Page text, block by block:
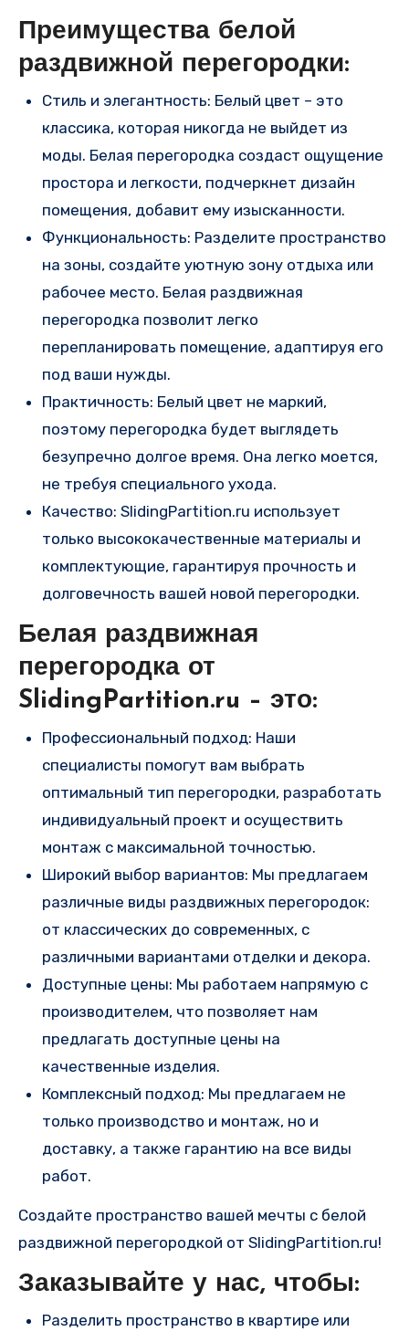
Преимущества белой
раздвижной перегородки:
Стиль и элегантность: Белый цвет – это
классика, которая никогда не выйдет из
моды. Белая перегородка создаст ощущение
простора и легкости, подчеркнет дизайн
помещения, добавит ему изысканности.
Функциональность: Разделите пространство
на зоны, создайте уютную зону отдыха или
рабочее место. Белая раздвижная
перегородка позволит легко
перепланировать помещение, адаптируя его
под ваши нужды.
Практичность: Белый цвет не маркий,
поэтому перегородка будет выглядеть
безупречно долгое время. Она легко моется,
не требуя специального ухода.
Качество: SlidingPartition.ru использует
только высококачественные материалы и
комплектующие, гарантируя прочность и
долговечность вашей новой перегородки.
Белая раздвижная
перегородка от
SlidingPartition.ru – это:
Профессиональный подход: Наши
специалисты помогут вам выбрать
оптимальный тип перегородки, разработать
индивидуальный проект и осуществить
монтаж с максимальной точностью.
Широкий выбор вариантов: Мы предлагаем
различные виды раздвижных перегородок:
от классических до современных, с
различными вариантами отделки и декора.
Доступные цены: Мы работаем напрямую с
производителем, что позволяет нам
предлагать доступные цены на
качественные изделия.
Комплексный подход: Мы предлагаем не
только производство и монтаж, но и
доставку, а также гарантию на все виды
работ.
Создайте пространство вашей мечты с белой
раздвижной перегородкой от SlidingPartition.ru!
Заказывайте у нас, чтобы:
Разделить пространство в квартире или